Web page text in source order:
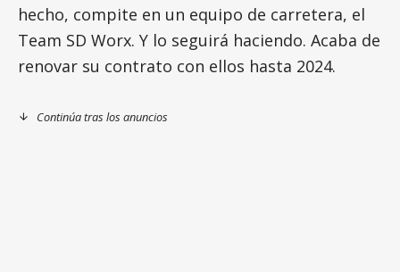
hecho, compite en un equipo de carretera, el
Team SD Worx. Y lo seguirá haciendo. Acaba de
renovar su contrato con ellos hasta 2024.
Continúa tras los anuncios